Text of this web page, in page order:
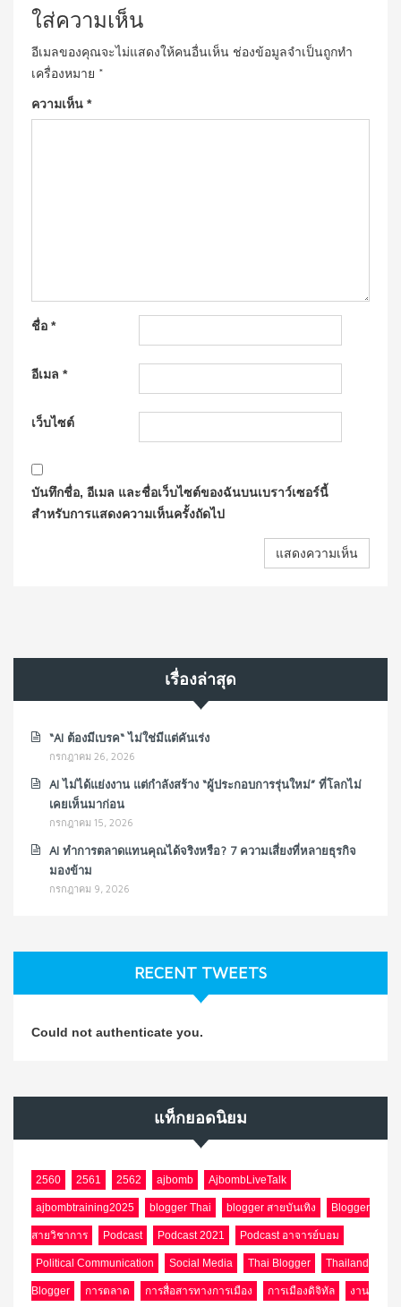
ใส่ความเห็น
อีเมลของคุณจะไม่แสดงให้คนอื่นเห็น ช่องข้อมูลจำเป็นถูกทำ
เครื่องหมาย *
ความเห็น *
ชื่อ *
อีเมล *
เว็บไซต์
บันทึกชื่อ, อีเมล และชื่อเว็บไซต์ของฉันบนเบราว์เซอร์นี้
สำหรับการแสดงความเห็นครั้งถัดไป
เรื่องล่าสุด
“AI ต้องมีเบรค“ ไม่ใช่มีแต่คันเร่ง
กรกฎาคม 26, 2026
AI ไม่ได้แย่งงาน แต่กำลังสร้าง “ผู้ประกอบการรุ่นใหม่” ที่โลกไม่
เคยเห็นมาก่อน
กรกฎาคม 15, 2026
AI ทำการตลาดแทนคุณได้จริงหรือ? 7 ความเสี่ยงที่หลายธุรกิจ
มองข้าม
กรกฎาคม 9, 2026
RECENT TWEETS
Could not authenticate you.
แท็กยอดนิยม
2560 2561 2562 ajbomb AjbombLiveTalk
ajbombtraining2025 blogger Thai blogger สายบันเทิง Blogger
สายวิชาการ Podcast Podcast 2021 Podcast อาจารย์บอม
Political Communication Social Media Thai Blogger Thailand
Blogger การตลาด การสื่อสารทางการเมือง การเมืองดิจิทัล งาน